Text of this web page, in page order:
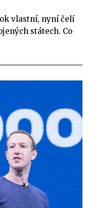
vlastní, nyní čelí
státech. Co